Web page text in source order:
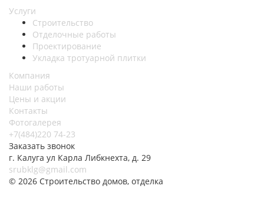
Услуги
Строительство
Отделочные работы
Проектирование
Укладка тротуарной плитки
Компания
Наши работы
Цены и акции
Контакты
Фотогалерея
+7(484)220 74-23
Заказать звонок
г. Калуга ул Карла Либкнехта, д. 29
srubklg@gmail.com
© 2026 Строительство домов, отделка